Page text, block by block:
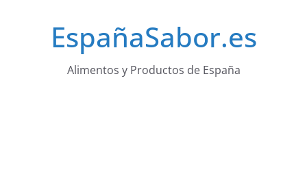
EspañaSabor.es
Alimentos y Productos de España